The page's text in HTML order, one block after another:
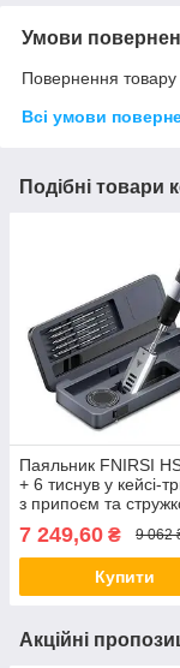
Умови
Повернення
Всі умови
Подібні товари
Паяльник FNIRSI
+ 6 тиснув у кейсі-
з припоєм та
7 249,60 ₴ 9 062
Купити
Акційні